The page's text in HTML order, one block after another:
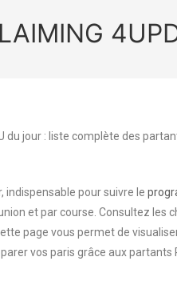
du jour : liste complète des
indispensable pour suivre le
et par course. Consultez les
page vous permet de
vos paris grâce aux partants